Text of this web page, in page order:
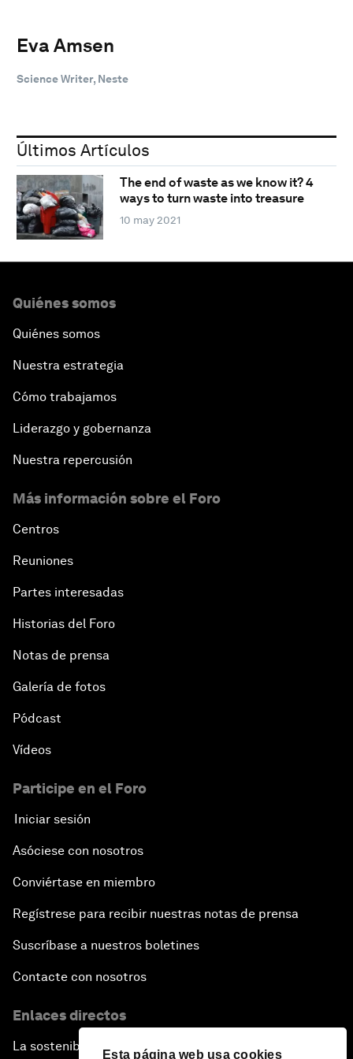
Esta página web usa cookies
Eva Amsen
Science Writer, Neste
Últimos Artículos
The end of waste as we know it? 4
ways to turn waste into treasure
10 may 2021
Quiénes somos
Quiénes somos
Nuestra estrategia
Cómo trabajamos
Liderazgo y gobernanza
Nuestra repercusión
Más información sobre el Foro
Centros
Reuniones
Partes interesadas
Historias del Foro
Notas de prensa
Galería de fotos
Pódcast
Vídeos
Participe en el Foro
Iniciar sesión
Asóciese con nosotros
Conviértase en miembro
Regístrese para recibir nuestras notas de prensa
Suscríbase a nuestros boletines
Contacte con nosotros
Enlaces directos
La sostenibilidad en el Foro